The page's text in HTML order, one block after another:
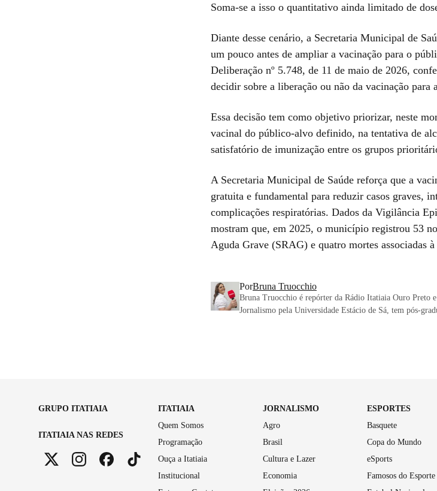
Soma-se a isso o quantitativo ainda limitado de
Diante desse cenário, a Secretaria Municipal de
um pouco antes de ampliar a vacinação para o
Deliberação nº 5.748, de 11 de maio de 2026,
decidir sobre a liberação ou não da vacinação
Essa decisão tem como objetivo priorizar, neste
vacinal do público-alvo definido, na tentativa de
satisfatório de imunização entre os grupos
A Secretaria Municipal de Saúde reforça que a
gratuita e fundamental para reduzir casos graves,
complicações respiratórias. Dados da Vigilância
mostram que, em 2025, o município registrou 53
Aguda Grave (SRAG) e quatro mortes associadas
PorBruna Truocchio
Bruna Truocchio é repórter da Rádio Itatiaia Ouro Preto
Jornalismo pela Universidade Estácio de Sá, tem pós-
GRUPO ITATIAIA
ITATIAIA NAS REDES
ITATIAIA
Quem Somos
Programação
Ouça a Itatiaia
Institucional
JORNALISMO
Agro
Brasil
Cultura e Lazer
Economia
ESPORTES
Basquete
Copa do Mundo
eSports
Famosos do Esporte